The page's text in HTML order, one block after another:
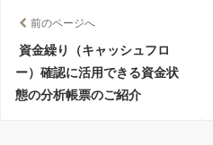
前のページへ
資金繰り（キャッシュフロ
ー）確認に活用できる資金状
態の分析帳票のご紹介